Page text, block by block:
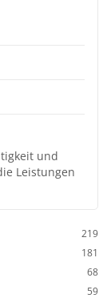
und
Leistungen
219
181
68
59